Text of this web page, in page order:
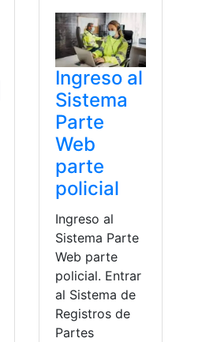
Ingreso al
Sistema
Parte
Web
parte
policial
Ingreso al
Sistema Parte
Web parte
policial. Entrar
al Sistema de
Registros de
Partes